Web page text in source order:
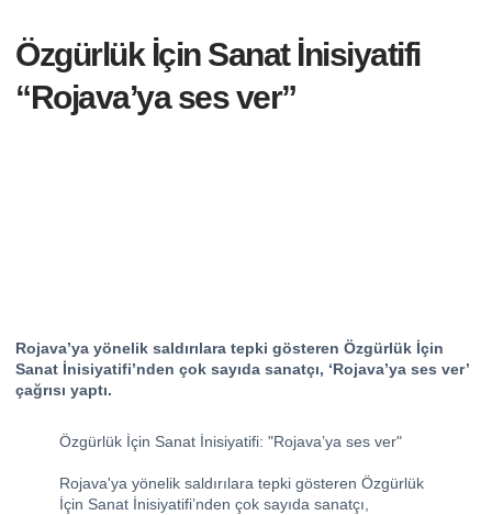
Özgürlük İçin Sanat İnisiyatifi
“Rojava’ya ses ver”
Rojava’ya yönelik saldırılara tepki gösteren Özgürlük İçin
Sanat İnisiyatifi’nden çok sayıda sanatçı, ‘Rojava’ya ses ver’
çağrısı yaptı.
Özgürlük İçin Sanat İnisiyatifi: "Rojava’ya ses ver"
Rojava'ya yönelik saldırılara tepki gösteren Özgürlük
İçin Sanat İnisiyatifi’nden çok sayıda sanatçı,